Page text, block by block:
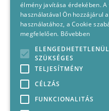
élmény javítása érdekében.
használatával Ön hozzájárul
használatához, a Cookie
megfelelően. Bővebben
ELENGEDHETETLENÜL
SZÜKSÉGES
TELJESÍTMÉNY
CÉLZÁS
FUNKCIONALITÁS